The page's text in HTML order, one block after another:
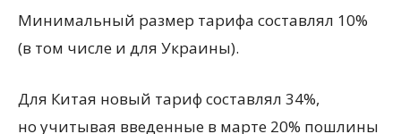
Минимальный размер тарифа составлял 10%
(в том числе и для Украины).
Для Китая новый тариф составлял 34%,
но учитывая введенные в марте 20% пошлины